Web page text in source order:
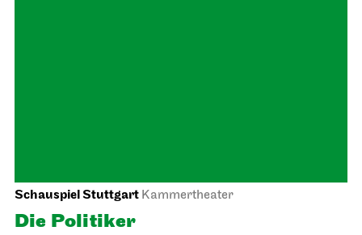
Schauspiel Stuttgart Kammertheater
Die Politiker